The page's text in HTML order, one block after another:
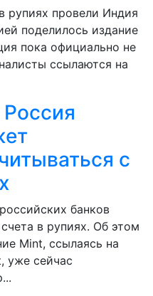
рупиях провели Индия
поделилось издание
пока официально не
ссылаются на
с
банков
в рупиях. Об этом
Mint, ссылаясь на
уже сейчас